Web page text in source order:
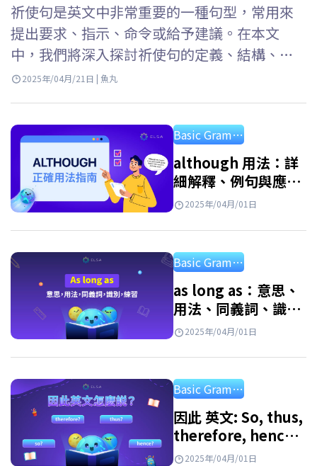
祈使句是英文中非常重要的一種句型，常用來
提出要求、指示、命令或給予建議。在本文
中，我們將深入探討祈使句的定義、結構、分
類及在不同情境下的使用方式，並搭配詳細的
麼? 祈使句 （Imperatives）是一種用來表達要
求、命令、建議、勸告或警告的句型。在英文
中，祈使句通常以動詞原形（bare infinitive）
開頭，並省略主詞，因為說話者/寫作者假設聽
2025年/04月/21日 | 魚丸
Basic Grammar
although 用法：詳
細解釋、例句與應用
練習
2025年/04月/01日
Basic Grammar
as long as：意思、
用法、同義詞、識別
及練習
2025年/04月/01日
Basic Grammar
因此 英文: So, thus,
therefore, hence
的用法
2025年/04月/01日